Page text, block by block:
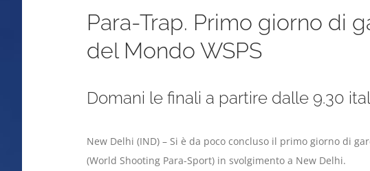
Para-Trap. Primo giorno di
del Mondo WSPS
Domani le finali a partire dalle 9.30
New Delhi (IND) – Si è da poco concluso il primo giorno di
(World Shooting Para-Sport) in svolgimento a New Delhi.